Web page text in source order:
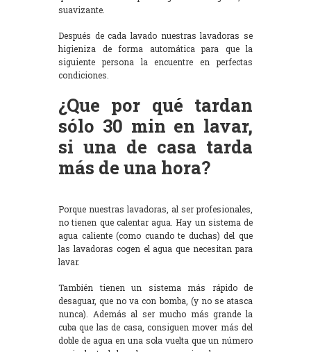
suavizante.
Después de cada lavado nuestras lavadoras se
higieniza de forma automática para que la
siguiente persona la encuentre en perfectas
condiciones.
¿Que por qué tardan
sólo 30 min en lavar,
si una de casa tarda
más de una hora?
Porque nuestras lavadoras, al ser profesionales,
no tienen que calentar agua. Hay un sistema de
agua caliente (como cuando te duchas) del que
las lavadoras cogen el agua que necesitan para
lavar.
También tienen un sistema más rápido de
desaguar, que no va con bomba, (y no se atasca
nunca). Además al ser mucho más grande la
cuba que las de casa, consiguen mover más del
doble de agua en una sola vuelta que un número